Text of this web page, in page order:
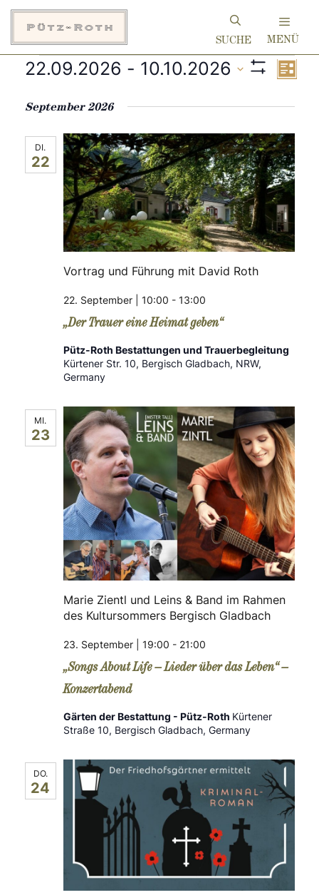
Zum
Inhalt
springen
MENÜ
Veranstaltungen
A
n
s
i
c
h
t
n
N
a
v
i
g
a
t
i
n
O
F
I
L
T
E
R
V
a
n
s
t
a
n
A
n
s
i
c
h
t
e
n
g
a
t
o
n
L
s
e
22.09.2026 - 10.10.2026
a
m
September 2026
DI.
22
22. September | 10:00 - 13:00
„Der Trauer eine Heimat geben“
Vortrag und Führung mit David Roth
Pütz-Roth Bestattungen und Trauerbegleitung
Kürtener Str. 10, Bergisch Gladbach, NRW,
Germany
MI.
23
23. September | 19:00 - 21:00
„Songs About Life – Lieder über das Leben“ –
Konzertabend
Marie Zientl und Leins & Band im Rahmen
des Kultursommers Bergisch Gladbach
Gärten der Bestattung - Pütz-Roth Kürtener
Straße 10, Bergisch Gladbach, Germany
DO.
24